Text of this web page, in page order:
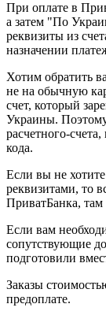
При оплате в
а затем "По
реквизиты из
назначении
Хотим обратить
не на обычную
счет, который
Украины.
расчетного-
кода.
Если вы не
реквизитами, то
ПриватБанка,
Если вам
сопутствующие
подготовили
Заказы
предоплате.